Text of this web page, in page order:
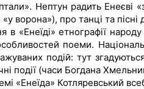
Нептун радить Енеєві
«у ворона»), про танці та
в «Енеїді» етнографії
поеми.
подій: тут
події (часи Богдана
«Енеїда» Котляревський